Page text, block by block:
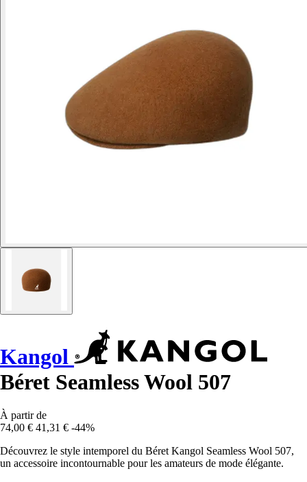
Kangol
Béret Seamless Wool 507
À partir de
74,00 € 41,31 € -44%
Découvrez le style intemporel du Béret Kangol Seamless Wool 507,
un accessoire incontournable pour les amateurs de mode élégante.